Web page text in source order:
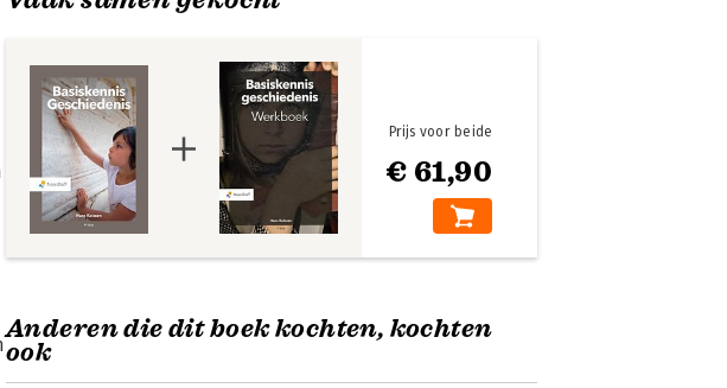
€ 61,90
Prijs voor beide
Anderen die dit boek kochten, kochten
ook